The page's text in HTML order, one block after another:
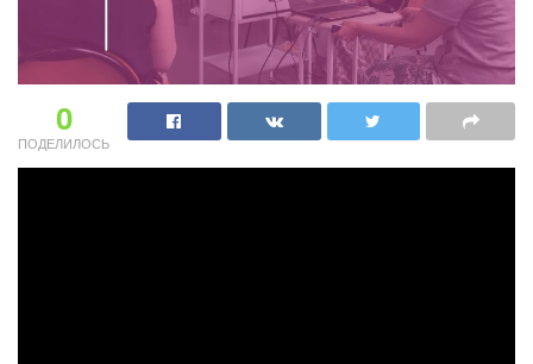
0
ПОДЕЛИЛОСЬ